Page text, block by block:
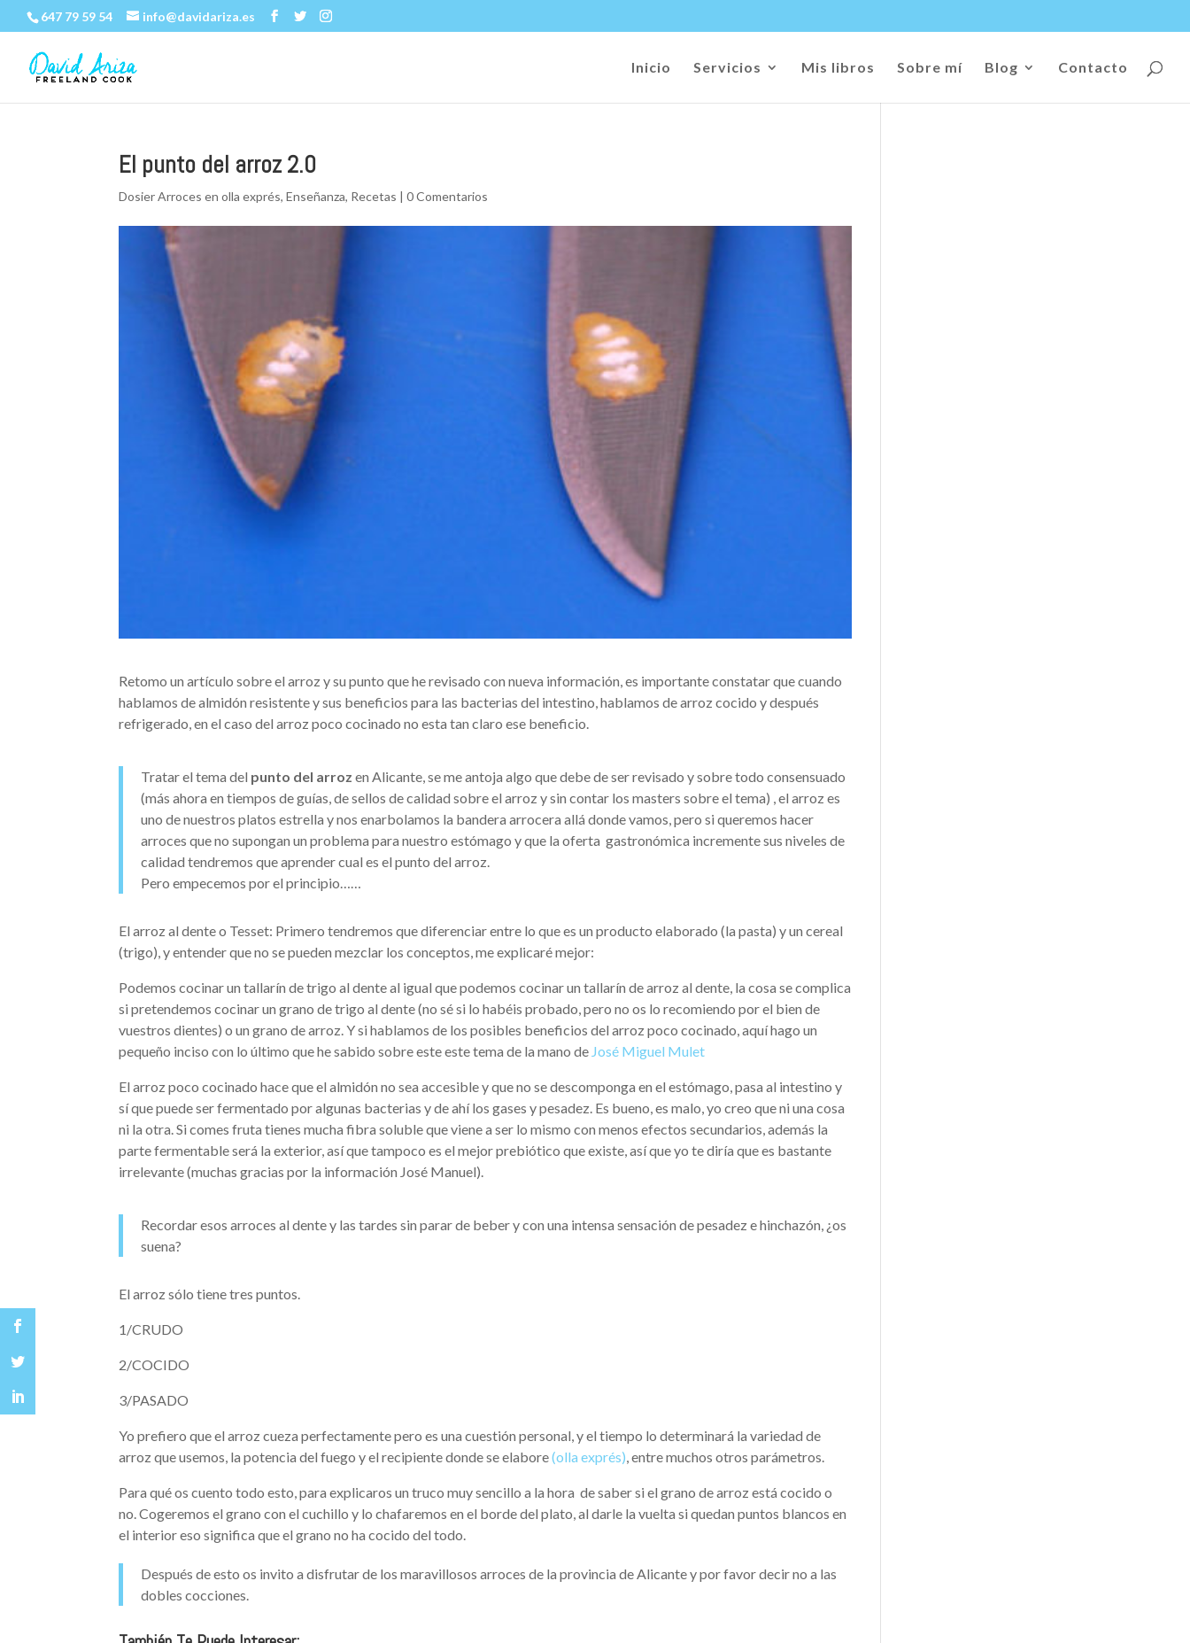
647 79 59 54 info@davidariza.es
Inicio Servicios Mis libros Sobre mí Blog Contacto
El punto del arroz 2.0
Dosier Arroces en olla exprés,Enseñanza, Recetas |0 Comentarios
Retomo un artículo sobre el arroz y su punto que he revisado con nueva información, es importante constatar que cuando
hablamos de almidón resistente y sus beneficios para las bacterias del intestino, hablamos de arroz cocido y después
refrigerado, en el caso del arroz poco cocinado no esta tan claro ese beneficio.
Tratar el tema del punto del arroz en Alicante, se me antoja algo que debe de ser revisado y sobre todo consensuado
(más ahora en tiempos de guías, de sellos de calidad sobre el arroz y sin contar los masters sobre el tema) , el arroz es
uno de nuestros platos estrella y nos enarbolamos la bandera arrocera allá donde vamos, pero si queremos hacer
arroces que no supongan un problema para nuestro estómago y que la oferta gastronómica incremente sus niveles de
calidad tendremos que aprender cual es el punto del arroz.
Pero empecemos por el principio……
El arroz al dente o Tesset: Primero tendremos que diferenciar entre lo que es un producto elaborado (la pasta) y un cereal
(trigo), y entender que no se pueden mezclar los conceptos, me explicaré mejor:
Podemos cocinar un tallarín de trigo al dente al igual que podemos cocinar un tallarín de arroz al dente, la cosa se complica
si pretendemos cocinar un grano de trigo al dente (no sé si lo habéis probado, pero no os lo recomiendo por el bien de
vuestros dientes) o un grano de arroz. Y si hablamos de los posibles beneficios del arroz poco cocinado, aquí hago un
pequeño inciso con lo último que he sabido sobre este este tema de la mano de José Miguel Mulet
El arroz poco cocinado hace que el almidón no sea accesible y que no se descomponga en el estómago, pasa al intestino y
sí que puede ser fermentado por algunas bacterias y de ahí los gases y pesadez. Es bueno, es malo, yo creo que ni una cosa
ni la otra. Si comes fruta tienes mucha fibra soluble que viene a ser lo mismo con menos efectos secundarios, además la
parte fermentable será la exterior, así que tampoco es el mejor prebiótico que existe, así que yo te diría que es bastante
irrelevante (muchas gracias por la información José Manuel).
Recordar esos arroces al dente y las tardes sin parar de beber y con una intensa sensación de pesadez e hinchazón, ¿os
suena?
El arroz sólo tiene tres puntos.
1/CRUDO
2/COCIDO
3/PASADO
Yo prefiero que el arroz cueza perfectamente pero es una cuestión personal, y el tiempo lo determinará la variedad de
arroz que usemos, la potencia del fuego y el recipiente donde se elabore(olla exprés), entre muchos otros parámetros.
Para qué os cuento todo esto, para explicaros un truco muy sencillo a la hora de saber si el grano de arroz está cocido o
no. Cogeremos el grano con el cuchillo y lo chafaremos en el borde del plato, al darle la vuelta si quedan puntos blancos en
el interior eso significa que el grano no ha cocido del todo.
Después de esto os invito a disfrutar de los maravillosos arroces de la provincia de Alicante y por favor decir no a las
dobles cocciones.